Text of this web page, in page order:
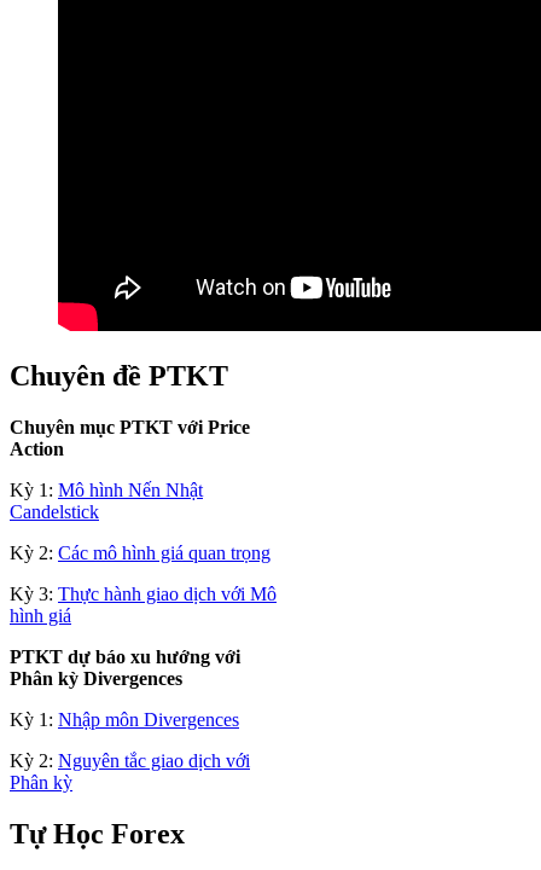
Chuyên đề PTKT
Chuyên mục PTKT với Price
Action
Kỳ 1: Mô hình Nến Nhật
Candelstick
Kỳ 2: Các mô hình giá quan trọng
Kỳ 3: Thực hành giao dịch với Mô
hình giá
PTKT dự báo xu hướng với
Phân kỳ Divergences
Kỳ 1: Nhập môn Divergences
Kỳ 2: Nguyên tắc giao dịch với
Phân kỳ
Tự Học Forex